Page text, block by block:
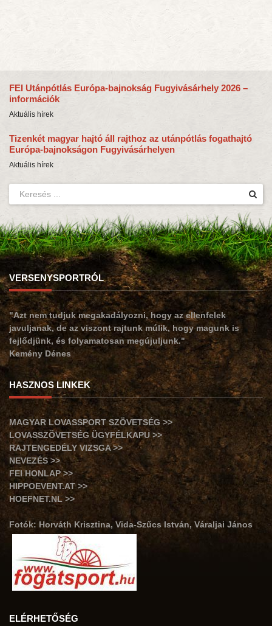
FEI Utánpótlás Európa-bajnokság Fugyivásárhely 2026 –
információk
Aktuális hírek
Tizenkét magyar hajtó áll rajthoz az utánpótlás fogathajtó
Európa-bajnokságon Fugyivásárhelyen
Aktuális hírek
VERSENYSPORTRÓL
"Azt nem tudjuk megakadályozni, hogy az ellenfelek
javuljanak, de az viszont rajtunk múlik, hogy magunk is
fejlődjünk, és folyamatosan megújuljunk."
Kemény Dénes
HASZNOS LINKEK
MAGYAR LOVASSPORT SZÖVETSÉG >>
LOVASSZÖVETSÉG ÜGYFÉLKAPU >>
RAJTENGEDÉLY VIZSGA >>
NEVEZÉS >>
FEI HONLAP >>
HIPPOEVENT.AT >>
HOEFNET.NL >>
Fotók: Horváth Krisztina, Vida-Szűcs István, Váraljai János
ELÉRHETŐSÉG